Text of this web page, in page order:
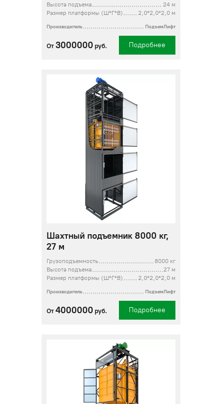
Высота подъема
24 м
Размер платформы (Ш*Г*В)
2,0*2,0*2,0 м
Производитель ПодъемЛифт
От 3000000 руб. Подробнее
Шахтный подъемник 8000 кг,
27 м
Грузоподъемность
8000 кг
Высота подъема
27 м
Размер платформы (Ш*Г*В)
2,0*2,0*2,0 м
Производитель ПодъемЛифт
От 4000000 руб. Подробнее